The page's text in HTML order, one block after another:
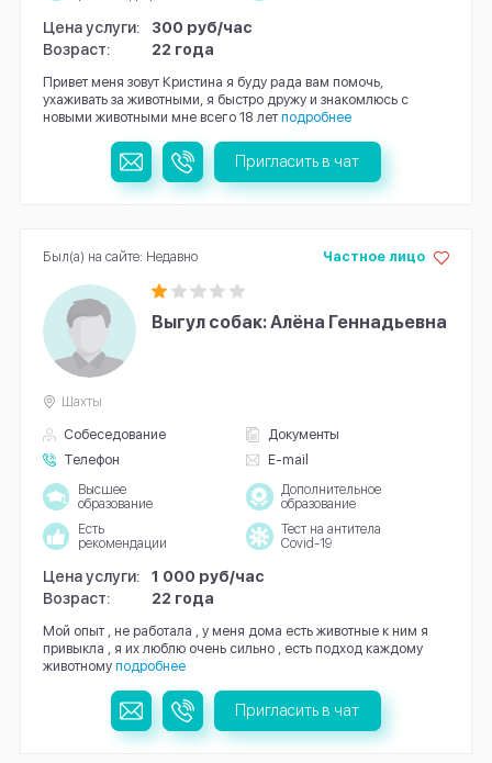
Цена услуги:
300 руб/час
Возраст:
22 года
Привет меня зовут Кристина я буду рада вам помочь,
ухаживать за животными, я быстро дружу и знакомлюсь с
новыми животными мне всего 18 лет подробнее
Пригласить в чат
Выгул собак: Алёна Геннадьевна
Собеседование
Документы
Телефон
E-mail
Частное лицо
Шахты
Высшее
образование
Дополнительное
образование
Есть
рекомендации
Тест на антитела
Covid-19
Цена услуги:
1 000 руб/час
Возраст:
22 года
Мой опыт , не работала , у меня дома есть животные к ним я
привыкла , я их люблю очень сильно , есть подход каждому
животному подробнее
Был(а) на сайте: Недавно
Пригласить в чат